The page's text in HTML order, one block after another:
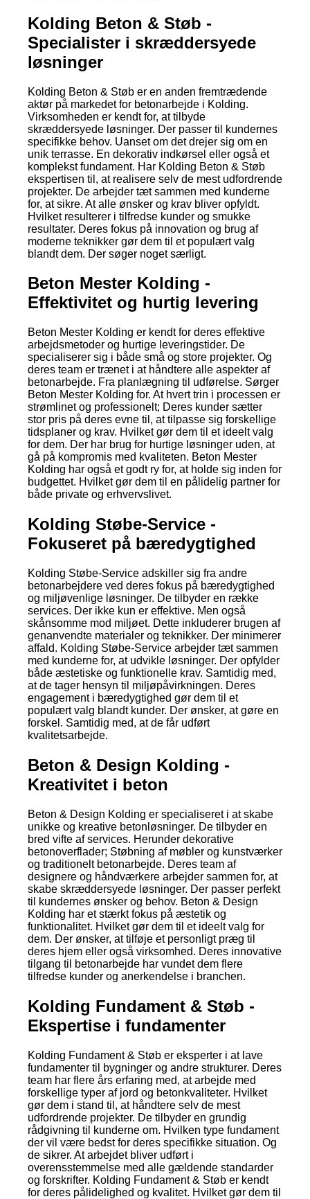
Kolding Beton & Støb -
Specialister i skræddersyede
løsninger
Kolding Beton & Støb er en anden fremtrædende
aktør på markedet for betonarbejde i Kolding.
Virksomheden er kendt for, at tilbyde
skræddersyede løsninger. Der passer til kundernes
specifikke behov. Uanset om det drejer sig om en
unik terrasse. En dekorativ indkørsel eller også et
komplekst fundament. Har Kolding Beton & Støb
ekspertisen til, at realisere selv de mest udfordrende
projekter. De arbejder tæt sammen med kunderne
for, at sikre. At alle ønsker og krav bliver opfyldt.
Hvilket resulterer i tilfredse kunder og smukke
resultater. Deres fokus på innovation og brug af
moderne teknikker gør dem til et populært valg
blandt dem. Der søger noget særligt.
Beton Mester Kolding -
Effektivitet og hurtig levering
Beton Mester Kolding er kendt for deres effektive
arbejdsmetoder og hurtige leveringstider. De
specialiserer sig i både små og store projekter. Og
deres team er trænet i at håndtere alle aspekter af
betonarbejde. Fra planlægning til udførelse. Sørger
Beton Mester Kolding for. At hvert trin i processen er
strømlinet og professionelt; Deres kunder sætter
stor pris på deres evne til, at tilpasse sig forskellige
tidsplaner og krav. Hvilket gør dem til et ideelt valg
for dem. Der har brug for hurtige løsninger uden, at
gå på kompromis med kvaliteten. Beton Mester
Kolding har også et godt ry for, at holde sig inden for
budgettet. Hvilket gør dem til en pålidelig partner for
både private og erhvervslivet.
Kolding Støbe-Service -
Fokuseret på bæredygtighed
Kolding Støbe-Service adskiller sig fra andre
betonarbejdere ved deres fokus på bæredygtighed
og miljøvenlige løsninger. De tilbyder en række
services. Der ikke kun er effektive. Men også
skånsomme mod miljøet. Dette inkluderer brugen af
genanvendte materialer og teknikker. Der minimerer
affald. Kolding Støbe-Service arbejder tæt sammen
med kunderne for, at udvikle løsninger. Der opfylder
både æstetiske og funktionelle krav. Samtidig med,
at de tager hensyn til miljøpåvirkningen. Deres
engagement i bæredygtighed gør dem til et
populært valg blandt kunder. Der ønsker, at gøre en
forskel. Samtidig med, at de får udført
kvalitetsarbejde.
Beton & Design Kolding -
Kreativitet i beton
Beton & Design Kolding er specialiseret i at skabe
unikke og kreative betonløsninger. De tilbyder en
bred vifte af services. Herunder dekorative
betonoverflader; Støbning af møbler og kunstværker
og traditionelt betonarbejde. Deres team af
designere og håndværkere arbejder sammen for, at
skabe skræddersyede løsninger. Der passer perfekt
til kundernes ønsker og behov. Beton & Design
Kolding har et stærkt fokus på æstetik og
funktionalitet. Hvilket gør dem til et ideelt valg for
dem. Der ønsker, at tilføje et personligt præg til
deres hjem eller også virksomhed. Deres innovative
tilgang til betonarbejde har vundet dem flere
tilfredse kunder og anerkendelse i branchen.
Kolding Fundament & Støb -
Ekspertise i fundamenter
Kolding Fundament & Støb er eksperter i at lave
fundamenter til bygninger og andre strukturer. Deres
team har flere års erfaring med, at arbejde med
forskellige typer af jord og betonkvaliteter. Hvilket
gør dem i stand til, at håndtere selv de mest
udfordrende projekter. De tilbyder en grundig
rådgivning til kunderne om. Hvilken type fundament
der vil være bedst for deres specifikke situation. Og
de sikrer. At arbejdet bliver udført i
overensstemmelse med alle gældende standarder
og forskrifter. Kolding Fundament & Støb er kendt
for deres pålidelighed og kvalitet. Hvilket gør dem til